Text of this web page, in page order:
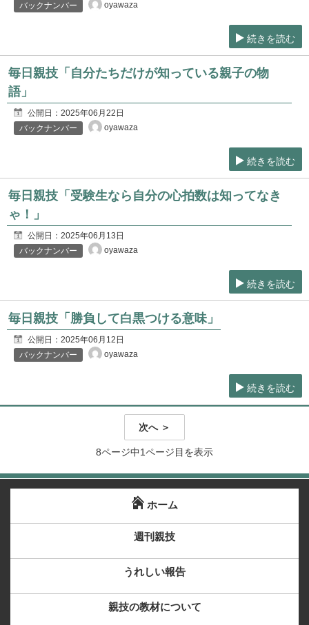
バックナンバー
oyawaza
続きを読む
毎日親技「自分たちだけが知っている親子の物
語」
公開日： 2025年06月22日
バックナンバー
oyawaza
続きを読む
毎日親技「受験生なら自分の心拍数は知ってなき
ゃ！」
公開日： 2025年06月13日
バックナンバー
oyawaza
続きを読む
毎日親技「勝負して白黒つける意味」
公開日： 2025年06月12日
バックナンバー
oyawaza
続きを読む
次へ ＞
8ページ中1ページ目を表示
ホーム
週刊親技
うれしい報告
親技の教材について